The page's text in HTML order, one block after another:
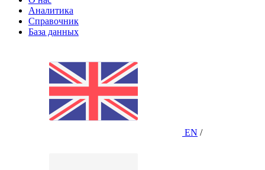
Аналитика
Справочник
База данных
EN /